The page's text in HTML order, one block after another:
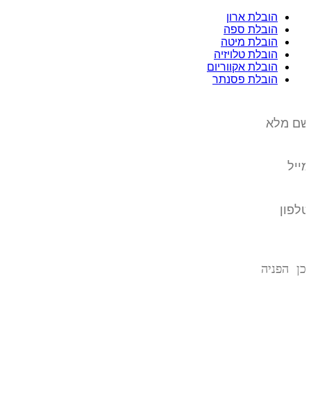
הובלת ארון
הובלת ספה
הובלת מיטה
הובלת טלויזיה
הובלת אקווריום
הובלת פסנתר